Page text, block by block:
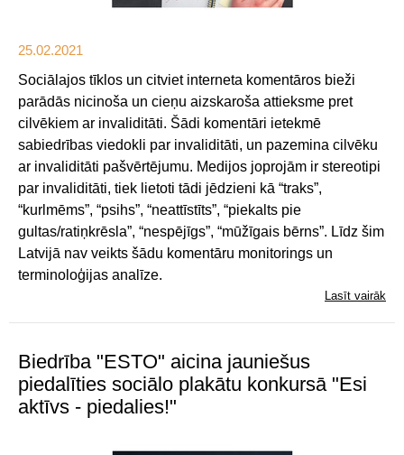
25.02.2021
Sociālajos tīklos un citviet interneta komentāros bieži
parādās nicinoša un cieņu aizskaroša attieksme pret
cilvēkiem ar invaliditāti. Šādi komentāri ietekmē
sabiedrības viedokli par invaliditāti, un pazemina cilvēku
ar invaliditāti pašvērtējumu. Medijos joprojām ir stereotipi
par invaliditāti, tiek lietoti tādi jēdzieni kā “traks”,
“kurlmēms”, “psihs”, “neattīstīts”, “piekalts pie
gultas/ratiņkrēsla”, “nespējīgs”, “mūžīgais bērns”. Līdz šim
Latvijā nav veikts šādu komentāru monitorings un
terminoloģijas analīze.
Lasīt vairāk
Biedrība "ESTO" aicina jauniešus
piedalīties sociālo plakātu konkursā "Esi
aktīvs - piedalies!"